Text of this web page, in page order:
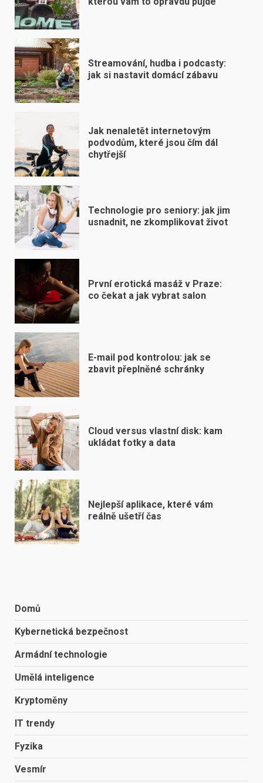
Streamování, hudba i podcasty:
jak si nastavit domácí zábavu
Jak nenaletět internetovým
podvodům, které jsou čím dál
chytřejší
Technologie pro seniory: jak jim
usnadnit, ne zkomplikovat život
První erotická masáž v Praze:
co čekat a jak vybrat salon
E-mail pod kontrolou: jak se
zbavit přeplněné schránky
Cloud versus vlastní disk: kam
ukládat fotky a data
Nejlepší aplikace, které vám
reálně ušetří čas
Domů
Kybernetická bezpečnost
Armádní technologie
Umělá inteligence
Kryptoměny
IT trendy
Fyzika
Vesmír